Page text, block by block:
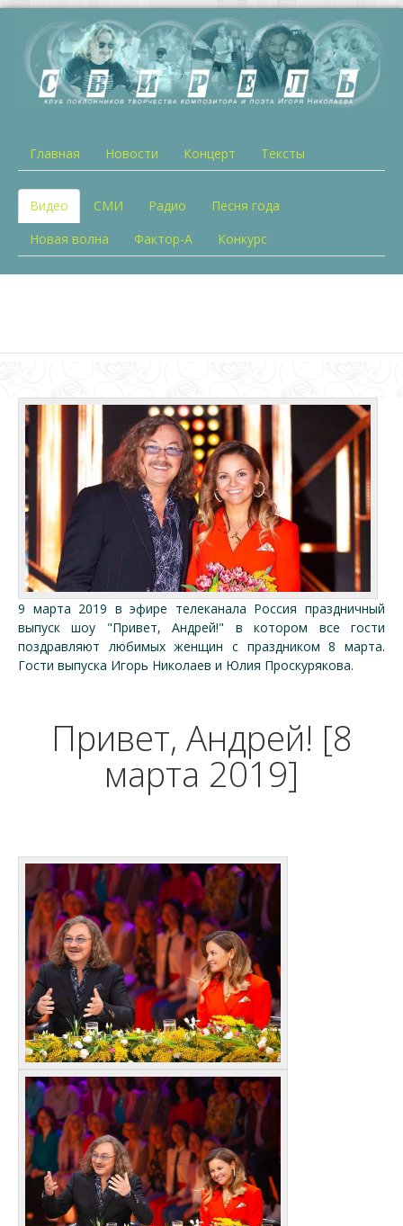
Главная Новости Концерт Тексты
Видео СМИ Радио
Песня года
Новая волна
Фактор-А Конкурс
9 марта 2019 в эфире телеканала Россия праздничный
выпуск шоу "Привет, Андрей!" в котором все гости
поздравляют любимых женщин с праздником 8 марта.
Гости выпуска Игорь Николаев и Юлия Проскурякова.
Привет, Андрей! [8
марта 2019]